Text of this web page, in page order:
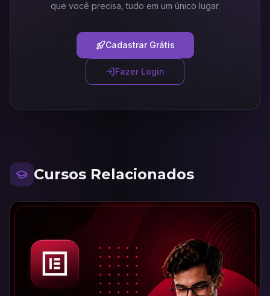
que você precisa, tudo em um único lugar.
Cadastrar Grátis
Fazer Login
Cursos Relacionados